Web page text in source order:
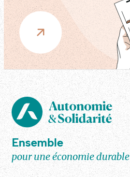
Ensemble
pour une économie durable